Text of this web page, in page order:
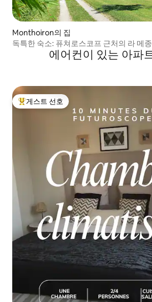
Monthoiron의 집
독특한 숙소: 퓨쳐로스코프 근처의 라 메
에어컨이 있는 아파
상위 게스트 선호
게스트 선호